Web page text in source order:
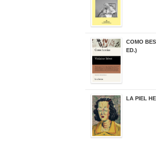
COMO
ED.)
LA PIEL